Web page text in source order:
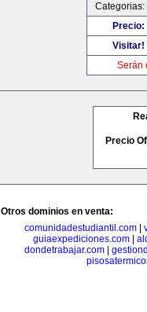
Categorias:
Precio:
Visitar!
Serán
Precio
Otros dominios en venta:
comunidadestudiantil.com|
guiaexpediciones.com|
dondetrabajar.com|